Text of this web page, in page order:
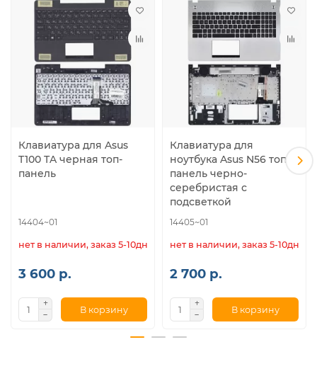
Клавиатура для Asus
T100 TA черная топ-
панель
14404~01
нет в наличии, заказ 5-10дн.
3 600 р.
В корзину
Клавиатура для
ноутбука Asus N56 топ-
панель черно-
серебристая с
подсветкой
14405~01
нет в наличии, заказ 5-10дн.
2 700 р.
В корзину